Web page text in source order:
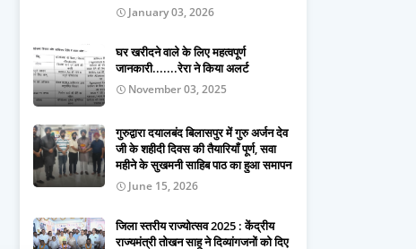
January 03, 2026
घर खरीदने वाले के लिए महत्वपूर्ण
जानकारी.......रेरा ने किया अलर्ट
November 03, 2025
गुरुद्वारा दयालबंद बिलासपुर में गुरु अर्जन देव
जी के शहीदी दिवस की तैयारियाँ पूर्ण, सवा
महीने के सुखमनी साहिब पाठ का हुआ समापन
June 15, 2026
जिला स्तरीय राज्योत्सव 2025 : केंद्रीय
राज्यमंत्री तोखन साहू ने दिव्यांगजनों को दिए